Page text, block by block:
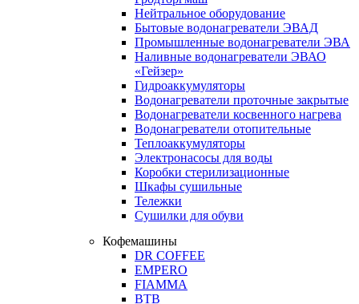
Нейтральное оборудование
Бытовые водонагреватели ЭВАД
Промышленные водонагреватели ЭВА
Наливные водонагреватели ЭВАО
«Гейзер»
Гидроаккумуляторы
Водонагреватели проточные закрытые
Водонагреватели косвенного нагрева
Водонагреватели отопительные
Теплоаккумуляторы
Электронасосы для воды
Коробки стерилизационные
Шкафы сушильные
Тележки
Сушилки для обуви
Кофемашины
DR COFFEE
EMPERO
FIAMMA
BTB